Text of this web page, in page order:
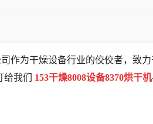
作为干燥设备行业的佼佼者，致力
给我们 153干燥8008设备8370烘干机